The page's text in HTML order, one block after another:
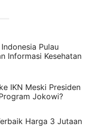
Pulau
Informasi Kesehatan
IKN Meski Presiden
Jokowi?
Harga 3 Jutaan